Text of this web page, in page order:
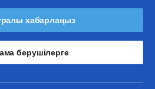
хабарлаңыз
берушілерге